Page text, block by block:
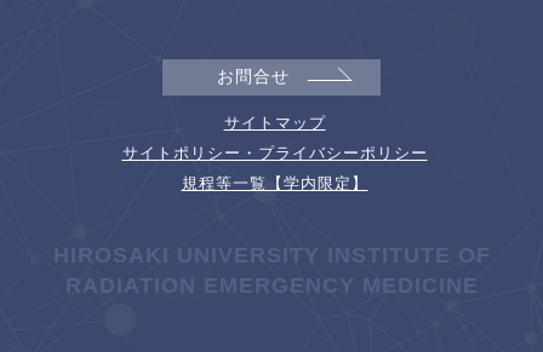
お問合せ
サイトマップ
サイトポリシー・プライバシーポリシー
規程等一覧【学内限定】
HIROSAKI UNIVERSITY INSTITUTE OF
RADIATION EMERGENCY MEDICINE